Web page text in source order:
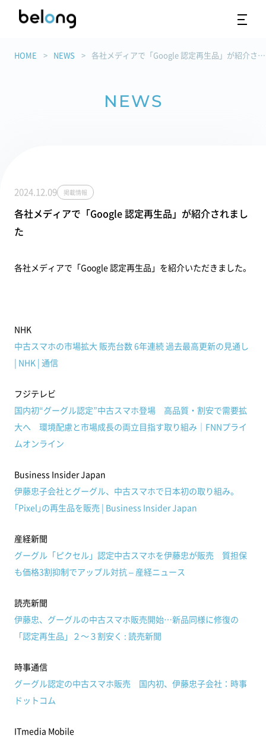
HOME NEWS 各社メディアで「Google 認定再生品」が紹介されました
NEWS
2024.12.09 掲載情報
各社メディアで「Google 認定再生品」が紹介されまし
た
各社メディアで「Google 認定再生品」を紹介いただきました。
NHK
中古スマホの市場拡大 販売台数 6年連続 過去最高更新の見通し
| NHK | 通信
フジテレビ
国内初“グーグル認定”中古スマホ登場 高品質・割安で需要拡
大へ 環境配慮と市場成長の両立目指す取り組み｜FNNプライ
ムオンライン
Business Insider Japan
伊藤忠子会社とグーグル、中古スマホで日本初の取り組み。
｢Pixel｣の再生品を販売 | Business Insider Japan
産経新聞
グーグル「ピクセル」認定中古スマホを伊藤忠が販売 質担保
も価格3割抑制でアップル対抗 – 産経ニュース
読売新聞
伊藤忠、グーグルの中古スマホ販売開始…新品同様に修復の
「認定再生品」２～３割安く : 読売新聞
時事通信
グーグル認定の中古スマホ販売 国内初、伊藤忠子会社：時事
ドットコム
ITmedia Mobile